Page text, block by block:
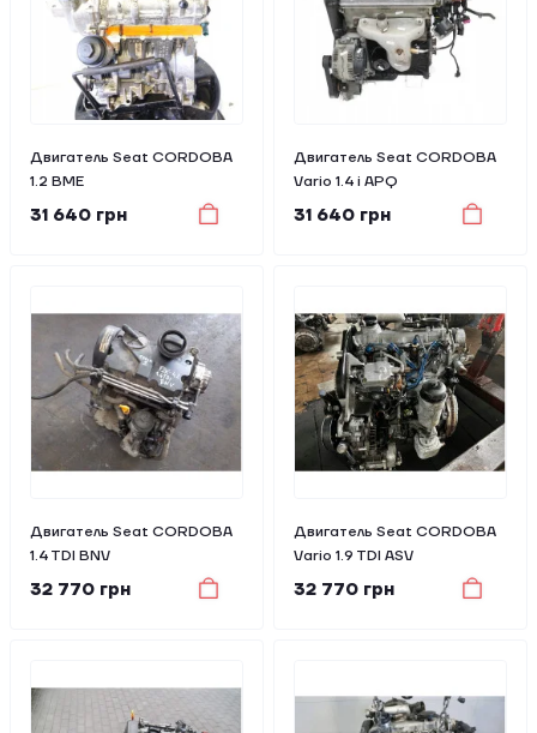
Двигатель Seat CORDOBA
1.2 BME
31 640 грн
Двигатель Seat CORDOBA
Vario 1.4 i APQ
31 640 грн
Двигатель Seat CORDOBA
1.4 TDI BNV
32 770 грн
Двигатель Seat CORDOBA
Vario 1.9 TDI ASV
32 770 грн